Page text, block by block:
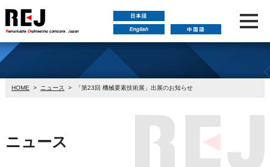
HOME > ニュース > 「第23回 機械要素技術展」出展のお知らせ
ニュース